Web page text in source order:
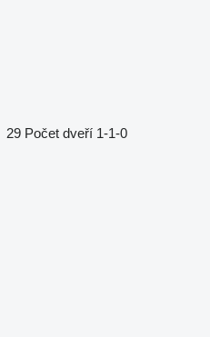
29 Počet dveří 1-1-0